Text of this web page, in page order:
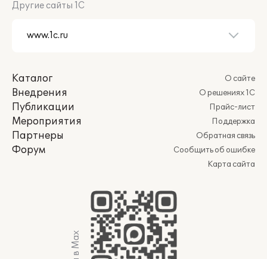
Другие сайты 1С
Каталог
Внедрения
Публикации
Мероприятия
Партнеры
Форум
О сайте
О решениях 1С
Прайс-лист
Поддержка
Обратная связь
Сообщить об ошибке
Карта сайта